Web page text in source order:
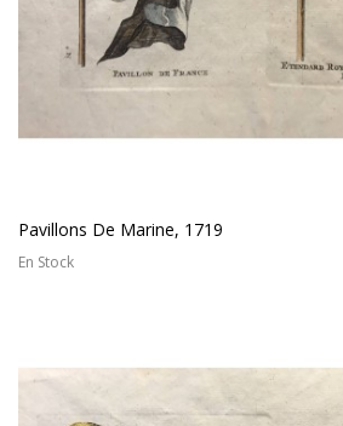
Pavillons De Marine, 1719
En Stock